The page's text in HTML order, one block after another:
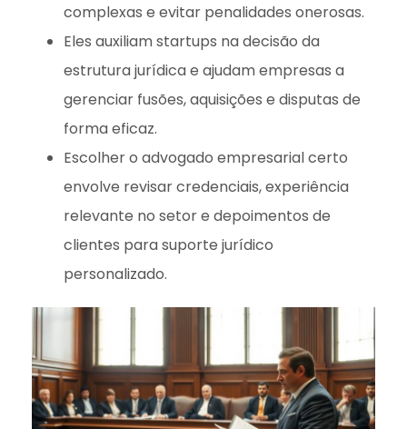
complexas e evitar penalidades onerosas.
Eles auxiliam startups na decisão da
estrutura jurídica e ajudam empresas a
gerenciar fusões, aquisições e disputas de
forma eficaz.
Escolher o advogado empresarial certo
envolve revisar credenciais, experiência
relevante no setor e depoimentos de
clientes para suporte jurídico
personalizado.